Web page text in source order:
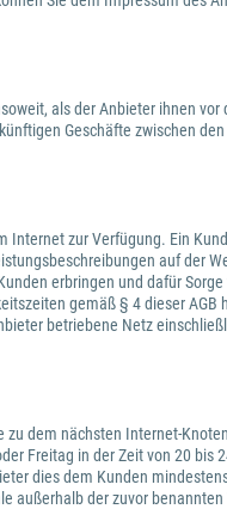
als der Anbieter ihnen
Geschäfte zwischen
zur Verfügung. Ein
auf der
erbringen und dafür
gemäß § 4 dieser AGB
betriebene Netz
zu dem nächsten Internet-
Freitag in der Zeit von 20
dies dem Kunden
der zuvor